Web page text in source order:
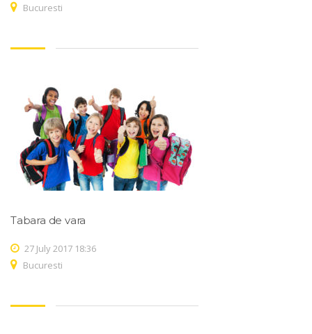
Bucuresti
Tabara de vara
27 July 2017 18:36
Bucuresti